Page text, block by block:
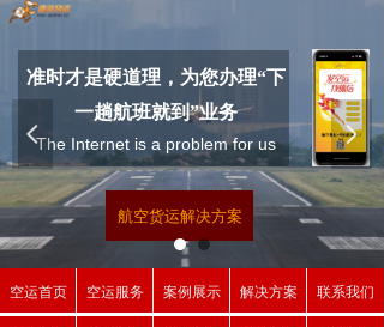
空运首页 空运服务 案例展示 解决方案 联系我们
准时才是硬道理，为您办理“下
一趟航班就到”业务
The Internet is a problem for us
航空货运解决方案
为您提供
“下一趟航班就到“业务加急空运服务
立即咨询
넳 넲